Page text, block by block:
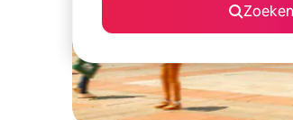
Zoeken